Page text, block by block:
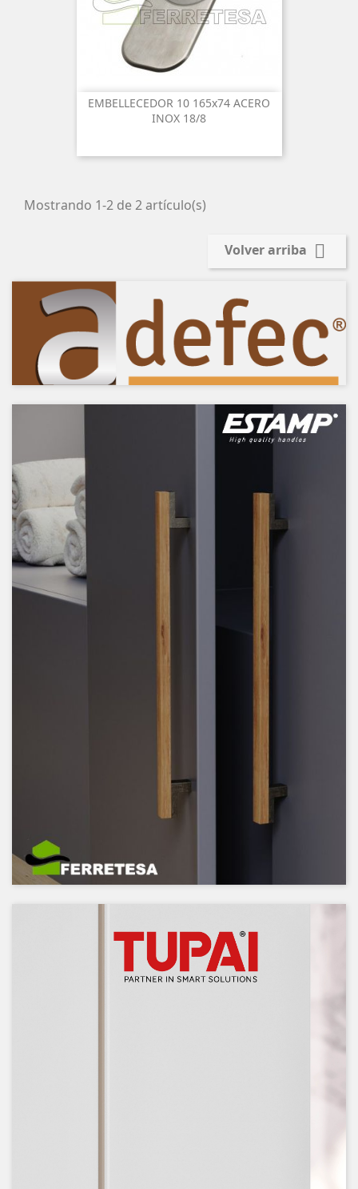
EMBELLECEDOR 10 165x74 ACERO
INOX 18/8
Mostrando 1-2 de 2 artículo(s)
Volver arriba 